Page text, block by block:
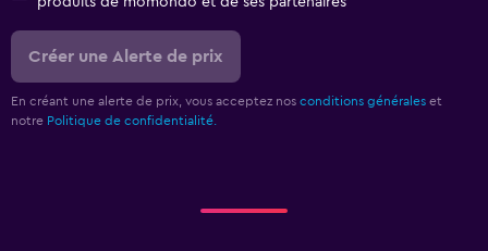
Créer une Alerte de prix
En créant une alerte de prix, vous acceptez nos conditions générales et
notre Politique de confidentialité.